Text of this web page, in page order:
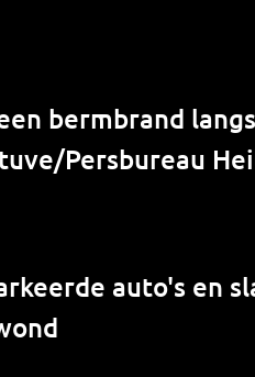
bermbrand
Persbureau
auto's en